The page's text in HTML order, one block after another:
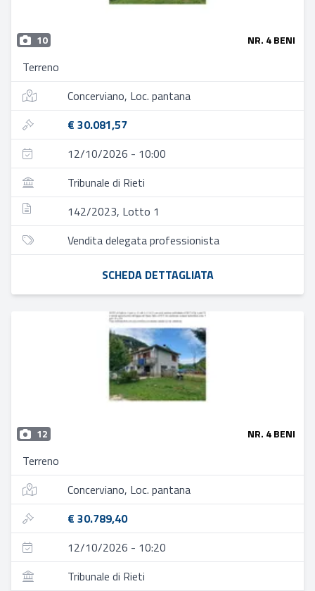
10 NR. 4 BENI
Terreno
Concerviano, Loc. pantana
€ 30.081,57
12/10/2026 - 10:00
Tribunale di Rieti
142/2023, Lotto 1
Vendita delegata professionista
SCHEDA DETTAGLIATA
12 NR. 4 BENI
Terreno
Concerviano, Loc. pantana
€ 30.789,40
12/10/2026 - 10:20
Tribunale di Rieti